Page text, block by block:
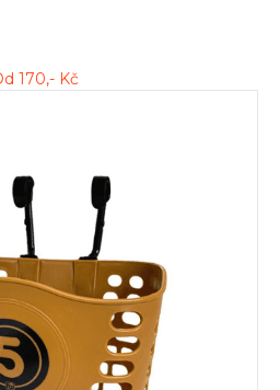
170,- Kč